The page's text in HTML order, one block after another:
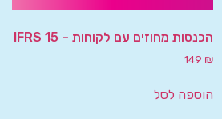
הכנסות מחוזים עם לקוחות – IFRS 15
149 ₪
הוספה לסל